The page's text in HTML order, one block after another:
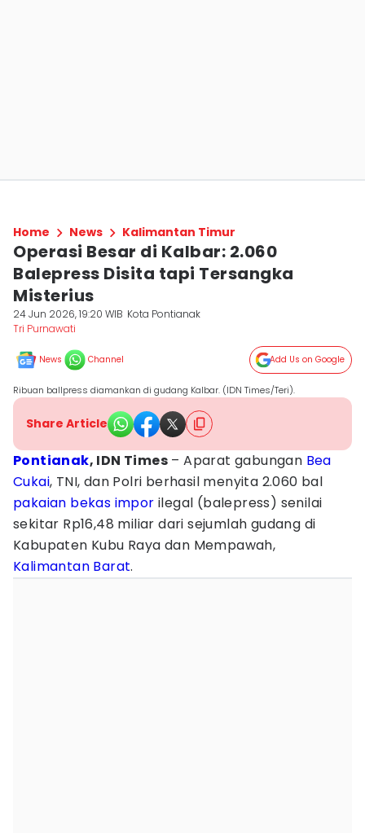
Home News Kalimantan Timur
Operasi Besar di Kalbar: 2.060
Balepress Disita tapi Tersangka
Misterius
24 Jun 2026, 19:20 WIB Kota Pontianak
Tri Purnawati
News Channel Add Us on Google
Ribuan ballpress diamankan di gudang Kalbar. (IDN Times/Teri).
Share Article
Pontianak, IDN Times – Aparat gabungan Bea
Cukai, TNI, dan Polri berhasil menyita 2.060 bal
pakaian bekas impor ilegal (balepress) senilai
sekitar Rp16,48 miliar dari sejumlah gudang di
Kabupaten Kubu Raya dan Mempawah,
Kalimantan Barat.